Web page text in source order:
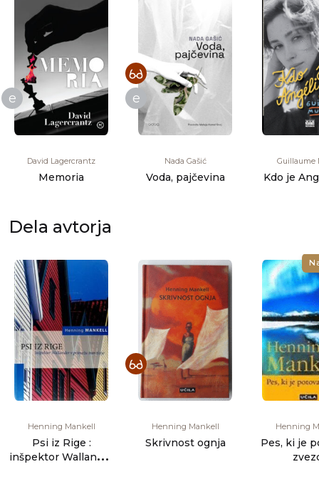
e
David Lagercrantz
Memoria
e
Nada Gašić
Voda, pajčevina
Guillaume
Kdo je
Dela avtorja
Henning Mankell
Psi iz Rige :
inšpektor Wallander
Henning Mankell
Skrivnost ognja
Henning
Pes, ki je